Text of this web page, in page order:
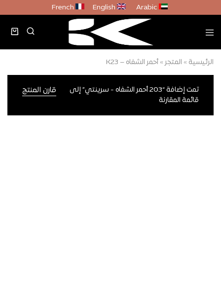
Arabic
English
French
الرئيسية » المتجر » أحمر الشفاه – K23
قارن المنتج
تمت إضافة “203 أحمر الشفاه - سرينتي” إلى
قائمة المقارنة